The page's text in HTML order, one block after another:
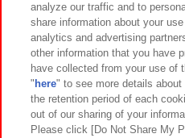
イベント・キャンペーン
関連会社 サステナビ
プライバシーポリシー ウェブ
analyze our traffic and to
share information about your
analytics and advertising
other information that you have
have collected from your use of
" here" to see more details
the retention period of each
out of our sharing of your
Please click [Do Not Share My